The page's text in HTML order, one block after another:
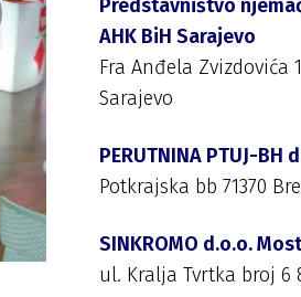
Predstavništvo
AHK BiH Sarajevo
Fra Anđela Zvizdovića
Sarajevo
PERUTNINA PTUJ-BH
Potkrajska bb 71370
SINKROMO d.o.o.
ul. Kralja Tvrtka broj 6